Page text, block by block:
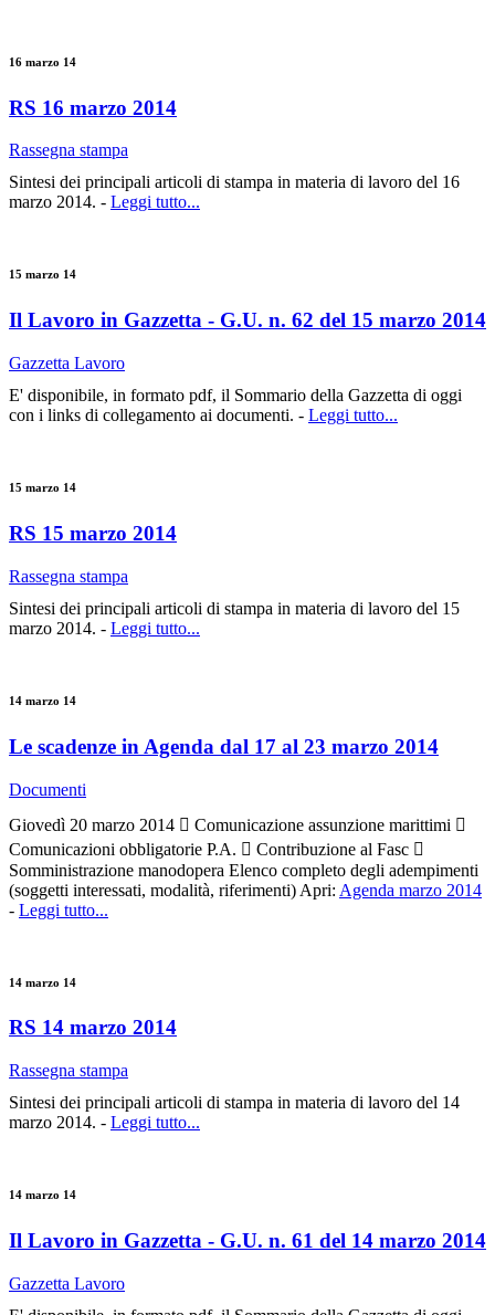
16 marzo 14
RS 16 marzo 2014
Rassegna stampa
Sintesi dei principali articoli di stampa in materia di lavoro del 16
marzo 2014. - Leggi tutto...
15 marzo 14
Il Lavoro in Gazzetta - G.U. n. 62 del 15 marzo 2014
Gazzetta Lavoro
E' disponibile, in formato pdf, il Sommario della Gazzetta di oggi
con i links di collegamento ai documenti. - Leggi tutto...
15 marzo 14
RS 15 marzo 2014
Rassegna stampa
Sintesi dei principali articoli di stampa in materia di lavoro del 15
marzo 2014. - Leggi tutto...
14 marzo 14
Le scadenze in Agenda dal 17 al 23 marzo 2014
Documenti
Giovedì 20 marzo 2014  Comunicazione assunzione marittimi 
Comunicazioni obbligatorie P.A.  Contribuzione al Fasc 
Somministrazione manodopera Elenco completo degli adempimenti
(soggetti interessati, modalità, riferimenti) Apri: Agenda marzo 2014
- Leggi tutto...
14 marzo 14
RS 14 marzo 2014
Rassegna stampa
Sintesi dei principali articoli di stampa in materia di lavoro del 14
marzo 2014. - Leggi tutto...
14 marzo 14
Il Lavoro in Gazzetta - G.U. n. 61 del 14 marzo 2014
Gazzetta Lavoro